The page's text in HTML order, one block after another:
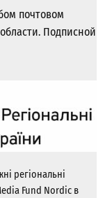
почтовом
Подписной
регіональні
Fund Nordic в